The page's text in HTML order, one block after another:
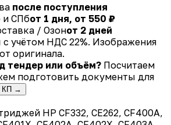
после поступления
и СПбот 1 дня, от 550 ₽
/ Озонот 2 дней
учётом НДС 22%. Изображения
оригинала.
тендер или объём? Посчитаем
подготовить документы для
КП →
HP CF332, CE262, CF400A,